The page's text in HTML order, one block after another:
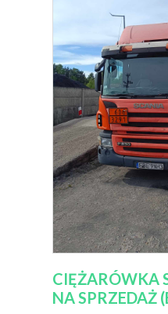
CIĘŻARÓWKA
NA SPRZEDAŻ